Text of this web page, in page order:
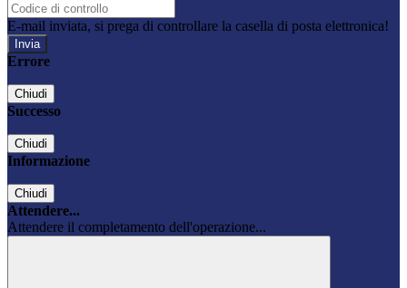
E-mail inviata, si prega di controllare la casella di posta elettronica!
Errore
Chiudi
Successo
Chiudi
Informazione
Chiudi
Attendere...
Attendere il completamento dell'operazione...